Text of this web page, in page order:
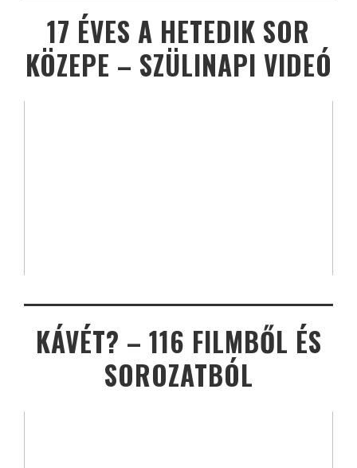
17 ÉVES A HETEDIK SOR
KÖZEPE – SZÜLINAPI VIDEÓ
KÁVÉT? – 116 FILMBŐL ÉS
SOROZATBÓL